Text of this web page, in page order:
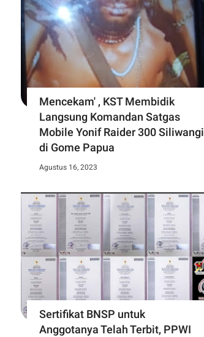
Mencekam' , KST Membidik
Langsung Komandan Satgas
Mobile Yonif Raider 300 Siliwangi
di Gome Papua
Agustus 16, 2023
Sertifikat BNSP untuk
Anggotanya Telah Terbit, PPWI